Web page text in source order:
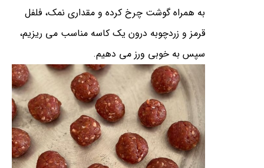
به همراه گوشت چرخ کرده و مقداری نمک، فلفل
قرمز و زردچوبه درون یک کاسه مناسب می ریزیم،
سپس به خوبی ورز می دهیم.